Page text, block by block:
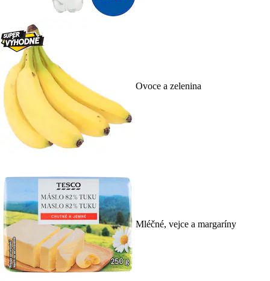
Ovoce a zelenina
Mléčné, vejce a margaríny